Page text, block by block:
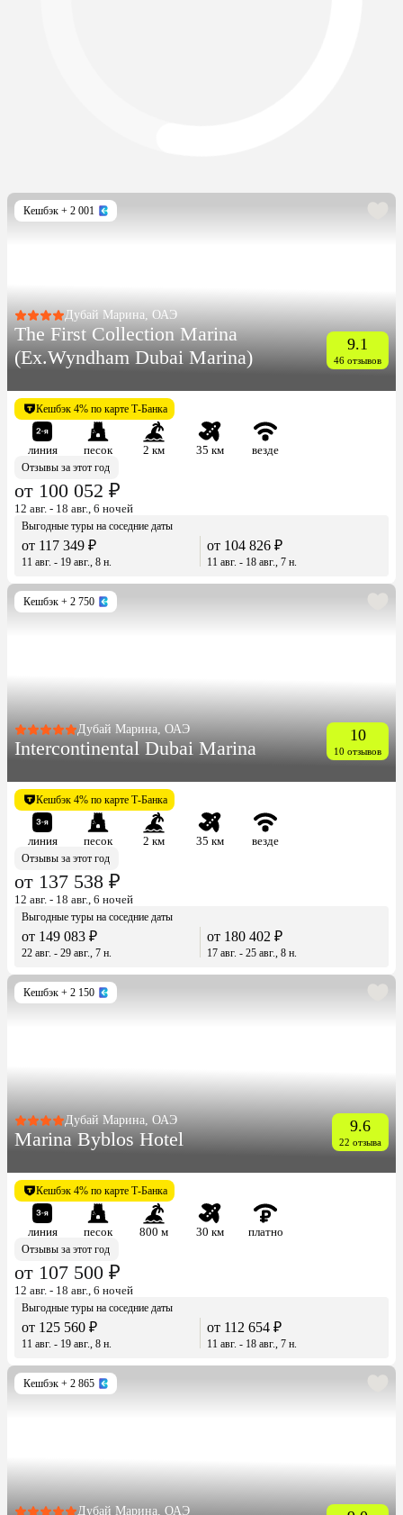
Кешбэк + 2 001
Дубай Марина, ОАЭ
The First Collection Marina
(Ex.Wyndham Dubai Marina)
9.1
46 отзывов
Кешбэк 4% по карте Т-Банка
линия песок 2 км 35 км
везде
Отзывы за этот год
от 100 052 ₽
12 авг. - 18 авг., 6 ночей
Выгодные туры на соседние даты
от 117 349 ₽
11 авг. - 19 авг., 8 н.
от 104 826 ₽
11 авг. - 18 авг., 7 н.
Кешбэк + 2 750
Дубай Марина, ОАЭ
Intercontinental Dubai Marina
10
10 отзывов
Кешбэк 4% по карте Т-Банка
линия песок 2 км 35 км
везде
Отзывы за этот год
от 137 538 ₽
12 авг. - 18 авг., 6 ночей
Выгодные туры на соседние даты
от 149 083 ₽
22 авг. - 29 авг., 7 н.
от 180 402 ₽
17 авг. - 25 авг., 8 н.
Кешбэк + 2 150
Дубай Марина, ОАЭ
Marina Byblos Hotel
9.6
22 отзыва
Кешбэк 4% по карте Т-Банка
линия песок 800 м 30 км
платно
Отзывы за этот год
от 107 500 ₽
12 авг. - 18 авг., 6 ночей
Выгодные туры на соседние даты
от 125 560 ₽
11 авг. - 19 авг., 8 н.
от 112 654 ₽
11 авг. - 18 авг., 7 н.
Кешбэк + 2 865
Дубай Марина, ОАЭ